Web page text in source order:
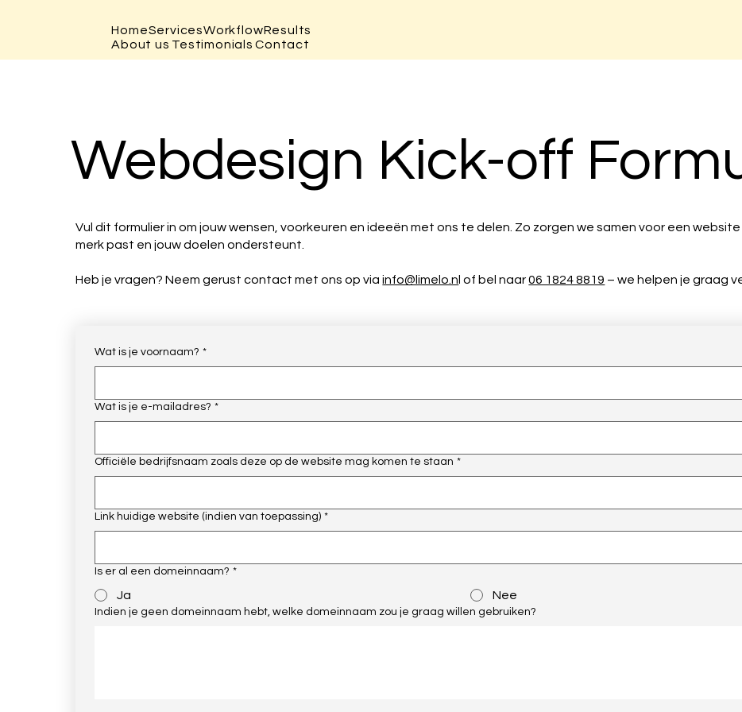
HomeServicesWorkflowResults
About us Testimonials Contact
Webdesign Kick-off
Vul dit formulier in om jouw wensen, voorkeuren en ideeën met ons te delen. Zo zorgen we samen voor een
merk past en jouw doelen ondersteunt.
Heb je vragen? Neem gerust contact met ons op viainfo@limelo.n l of bel naar06 1824 8819 – we helpen je graag
Wat is je voornaam? *
Wat is je e-mailadres? *
Officiële bedrijfsnaam zoals deze op de website mag komen te staan *
Link huidige website (indien van toepassing) *
Is er al een domeinnaam? *
Ja Nee
Indien je geen domeinnaam hebt, welke domeinnaam zou je graag willen gebruiken?